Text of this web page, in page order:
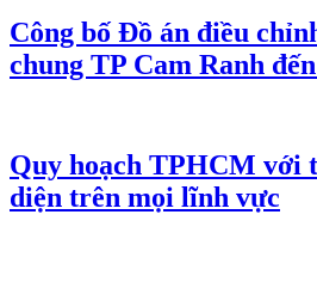
Công bố Đồ án điều
chung TP Cam Ranh
Quy hoạch TPHCM với
diện trên mọi lĩnh vực